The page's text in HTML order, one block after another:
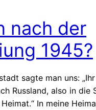
nach der
1945?
sagte man uns:
Russland, also in die
In meine